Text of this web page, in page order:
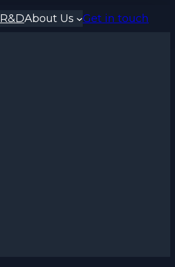
R&DAbout Us Get in touch